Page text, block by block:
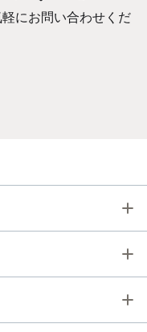
にお問い合わせくだ